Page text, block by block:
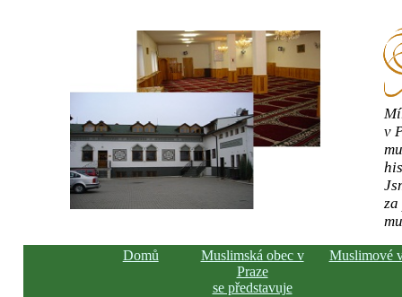
v
Domů
Muslimská obec v
Praze
se představuje
Muslimové